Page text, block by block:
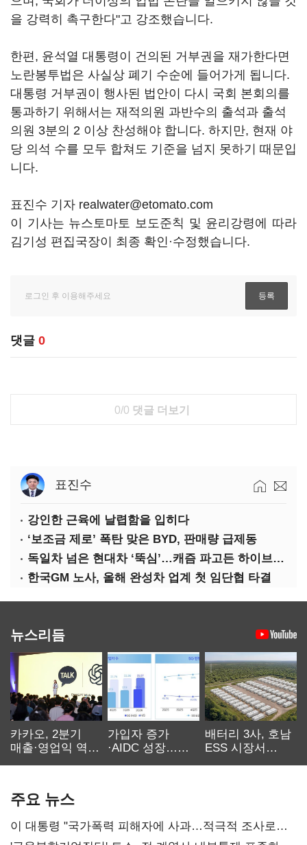
을 강력히 촉구한다"고 강조했습니다.
한편, 윤석열 대통령이 건의된 거부권을 재가한다면
노란봉투법은 사실상 폐기 수순에 들어가게 됩니다.
대통령 거부권이 행사된 법안이 다시 국회 본회의를
통과하기 위해서는 재적의원 과반수의 출석과 출석
의원 3분의 2 이상 찬성해야 합니다. 하지만, 현재 야
당 의석 수를 모두 합쳐도 기준을 넘지 못하기 때문입
니다.
표진수 기자 realwater@etomato.com
이 기사는 뉴스토마토 보도준칙 및 윤리강령에 따라
김기성 편집국장이 최종 확인·수정했습니다.
댓글 0
0/0 댓글 더보기
표진수
강인한 근육에 날렵함을 입히다
‘보조금 제로’ 폭탄 맞은 BYD, 판매량 급제동
독일차 넘은 현대차 ‘뚝심’…캐즘 파고든 하이브리드 역전극
한국GM 노사, 올해 완성차 업계 첫 임단협 타결
뉴스리듬
카카오, 2분기
매출·영업익 역대
가입자 증가
·AIDC 성장…
배터리 3사, 호남
ESS 시장서
주요 뉴스
이 대통령 "국가폭력 피해자에 사과…적극적 조사로